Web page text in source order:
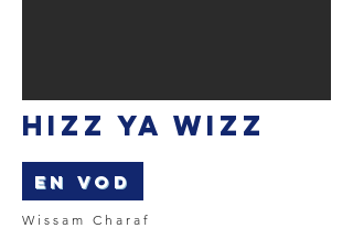
HIZZ YA WIZZ
EN VOD
Wissam Charaf